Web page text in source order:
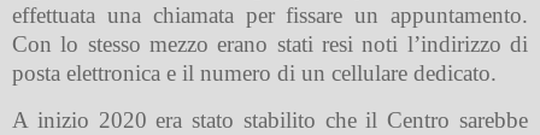
effettuata una chiamata per fissare un appuntamento.
Con lo stesso mezzo erano stati resi noti l’indirizzo di
posta elettronica e il numero di un cellulare dedicato.
A inizio 2020 era stato stabilito che il Centro sarebbe